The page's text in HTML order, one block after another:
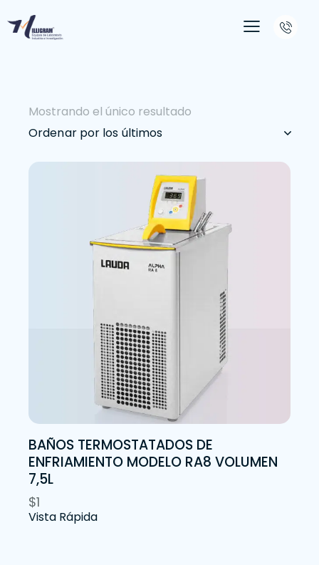
Mostrando el único resultado
BAÑOS TERMOSTATADOS DE
ENFRIAMIENTO MODELO RA8 VOLUMEN
7,5L
$1
Vista Rápida